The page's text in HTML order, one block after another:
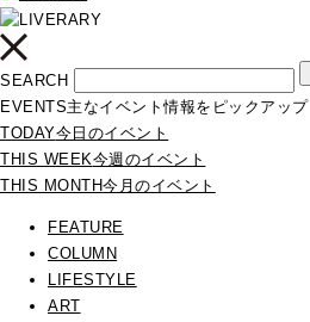
SEARCH
EVENTS主なイベント情報をピックアップ
TODAY今日のイベント
THIS WEEK今週のイベント
THIS MONTH今月のイベント
FEATURE
COLUMN
LIFESTYLE
ART